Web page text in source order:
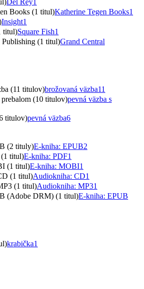
Books (1 titul)Katherine Tegen Books1
Insight1
titul)Square Fish1
Publishing (1 titul)Grand Central
(11 titulov)brožovaná väzba11
prebalom (10 titulov)pevná väzba s
titulov)pevná väzba6
(2 tituly)E-kniha: EPUB2
titul)E-kniha: PDF1
(1 titul)E-kniha: MOBI1
(1 titul)Audiokniha: CD1
(1 titul)Audiokniha: MP31
(Adobe DRM) (1 titul)E-kniha: EPUB
krabička1